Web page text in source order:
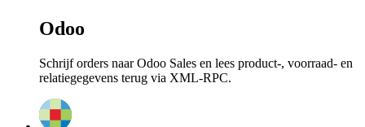
Odoo
Schrijf orders naar Odoo Sales en lees product-, voorraad- en
relatiegegevens terug via XML-RPC.